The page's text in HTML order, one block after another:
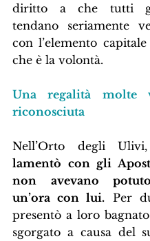
diritto a che tutti
tendano seriamente
con l’elemento capitale
che è la volontà.
Una regalità molte
riconosciuta
Nell’Orto degli
lamentò con gli
non avevano
un’ora con lui. Per
presentò a loro
sgorgato a causa del